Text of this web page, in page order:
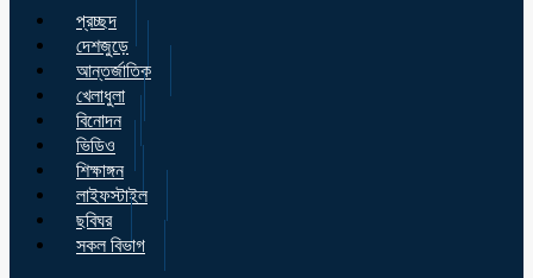
প্রচ্ছদ
দেশজুড়ে
আন্তর্জাতিক
খেলাধুলা
বিনোদন
ভিডিও
শিক্ষাঙ্গন
লাইফস্টাইল
ছবিঘর
সকল বিভাগ